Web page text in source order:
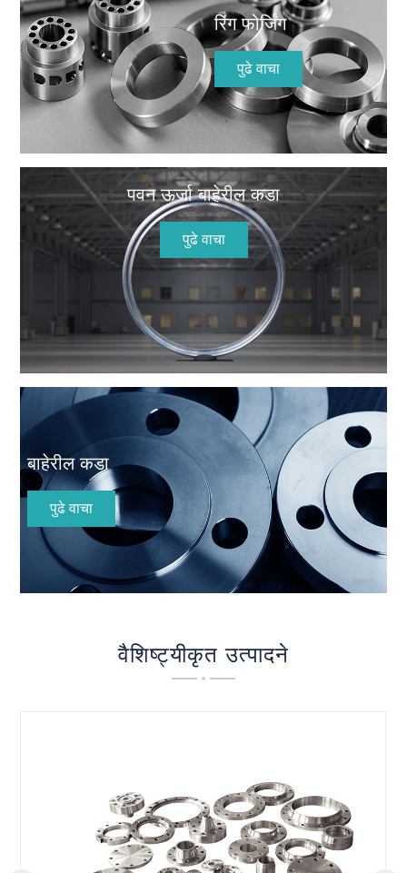
रिंग फोर्जिंग
पुढे वाचा
पवन ऊर्जा बाहेरील कडा
पुढे वाचा
बाहेरील कडा
पुढे वाचा
वैशिष्ट्यीकृत उत्पादने